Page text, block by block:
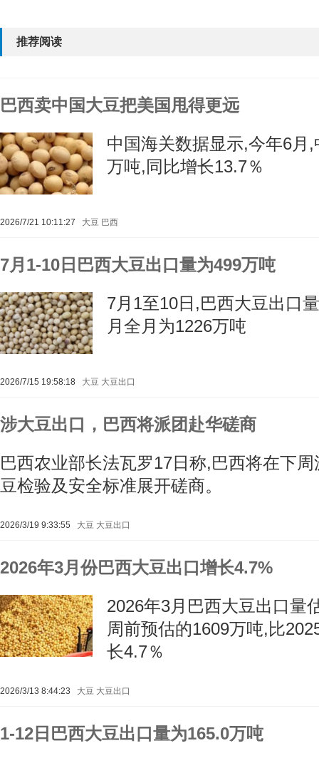
推荐阅读
巴西卖中国大豆把美国甩得更远
中国海关数据显示,今年6月
万吨,同比增长13.7％
2026/7/21 10:11:27 大豆 巴西
7月1-10日巴西大豆出口量为499万吨
7月1至10日,巴西大豆出口
月全月为1226万吨
2026/7/15 19:58:18 大豆 大豆出口
涉大豆出口，巴西将派团赴华磋商
巴西农业部长法瓦罗17日称,巴西将在下
豆检验及安全标准展开磋商。
2026/3/19 9:33:55 大豆 大豆出口
2026年3月份巴西大豆出口增长4.7%
2026年3月巴西大豆出口量
周前预估的1609万吨,比
长4.7％
2026/3/13 8:44:23 大豆 大豆出口
1-12日巴西大豆出口量为165.0万吨